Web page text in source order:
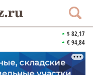
$ 82,17
€ 94,84